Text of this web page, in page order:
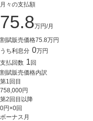
月々の支払額
75.8万円/月
割賦販売価格75.8万円
うち利息分 0万円
支払回数 1 回
割賦販売価格内訳
第1回目
758,000円
第2回目以降
0円×0回
ボーナス月